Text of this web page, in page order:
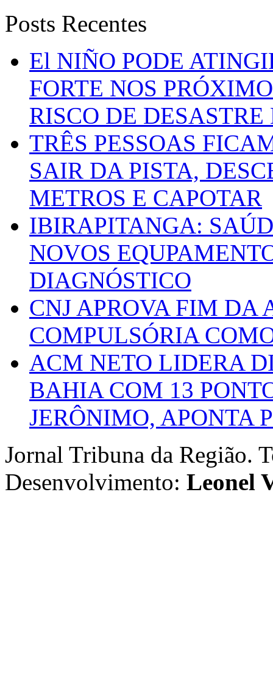
Posts Recentes
El NIÑO PODE
FORTE NOS
RISCO DE
TRÊS PESSOAS
SAIR DA PISTA,
METROS E CAPOTAR
IBIRAPITANGA:
NOVOS
DIAGNÓSTICO
CNJ APROVA FIM DA
COMPULSÓRIA
ACM NETO LIDERA
BAHIA COM 13
JERÔNIMO, APONTA
Jornal Tribuna da Região.
Desenvolvimento: Leonel